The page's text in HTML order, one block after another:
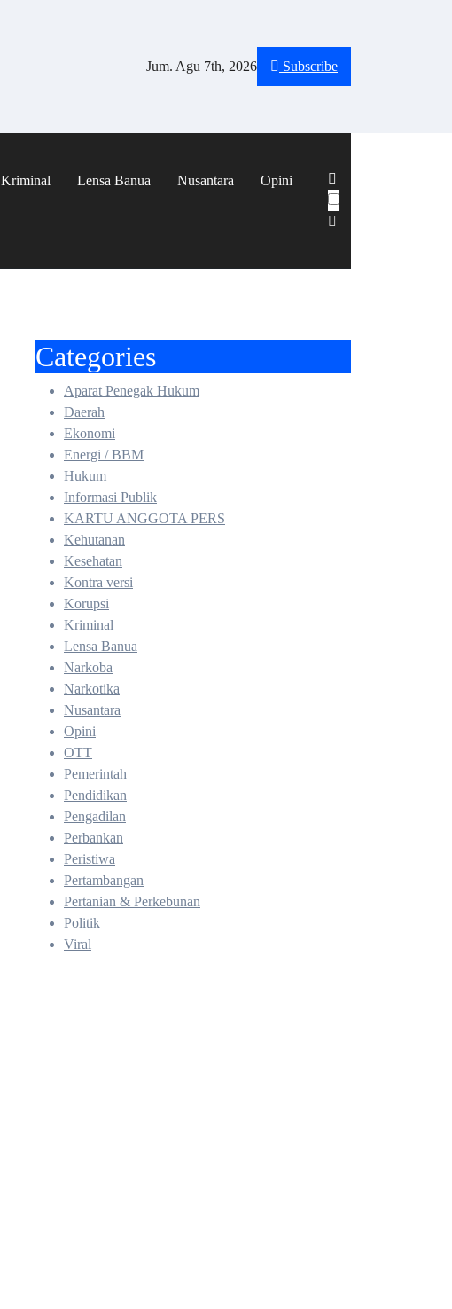
Jum. Agu 7th, 2026 Subscribe
Kriminal Lensa Banua Nusantara Opini
Categories
Aparat Penegak Hukum
Daerah
Ekonomi
Energi / BBM
Hukum
Informasi Publik
KARTU ANGGOTA PERS
Kehutanan
Kesehatan
Kontra versi
Korupsi
Kriminal
Lensa Banua
Narkoba
Narkotika
Nusantara
Opini
OTT
Pemerintah
Pendidikan
Pengadilan
Perbankan
Peristiwa
Pertambangan
Pertanian & Perkebunan
Politik
Viral